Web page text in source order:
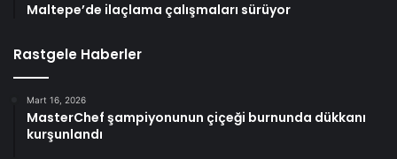
Maltepe’de ilaçlama çalışmaları sürüyor
Rastgele Haberler
Mart 16, 2026
MasterChef şampiyonunun çiçeği burnunda dükkanı
kurşunlandı